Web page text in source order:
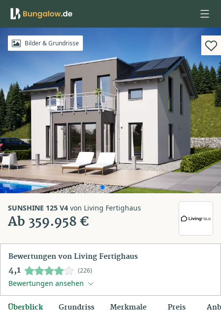
Anmelden
Bilder & Grundrisse
SUNSHINE 125 V4 von Living Fertighaus
Ab 359.958 €
Bewertungen von Living Fertighaus
4,1 (226)
Bewertungen ansehen
Überblick Grundriss Merkmale Preis